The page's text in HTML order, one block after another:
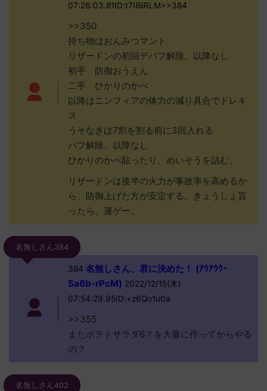
07:26:03.81ID:t7I8iiRLM>>384
>>350
持ち物はおんみつマント
リザードンの初回デバフ解除。以降なし
初手 防御おうえん
二手 ひかりのかべ
以降はニンフィアの体力の減り具合でドレキ
ス
うそなきは7割を割る前に3回入れる
バフ解除。以降なし
ひかりのかべ貼ったり、めいそうを詰む。
リザードンは後半の火力が事故率を高めるか
ら、防御上げた方が安定する。きょうしょ貰
ったら、運ゲー。
名無しさん384
384 名無しさん、君に決めた！ (ｱｳｱｳｳｰ
Sa6b-rPcM) 2022/12/15(木)
07:54:29.95ID:+z6Qo1u0a
>>355
またポテトサラダ6？を大量に作ってからやる
の？
名無しさん402